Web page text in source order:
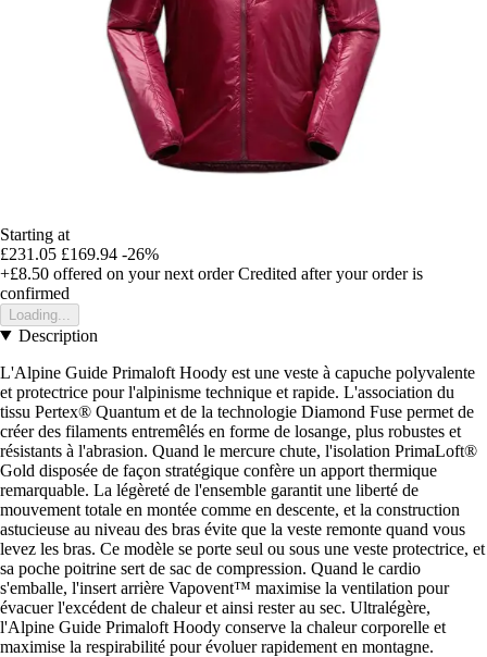
Starting at
£231.05 £169.94 -26%
+£8.50 offered on your next order Credited after your order is
confirmed
Loading...
Description
L'Alpine Guide Primaloft Hoody est une veste à capuche polyvalente
et protectrice pour l'alpinisme technique et rapide. L'association du
tissu Pertex® Quantum et de la technologie Diamond Fuse permet de
créer des filaments entremêlés en forme de losange, plus robustes et
résistants à l'abrasion. Quand le mercure chute, l'isolation PrimaLoft®
Gold disposée de façon stratégique confère un apport thermique
remarquable. La légèreté de l'ensemble garantit une liberté de
mouvement totale en montée comme en descente, et la construction
astucieuse au niveau des bras évite que la veste remonte quand vous
levez les bras. Ce modèle se porte seul ou sous une veste protectrice, et
sa poche poitrine sert de sac de compression. Quand le cardio
s'emballe, l'insert arrière Vapovent™ maximise la ventilation pour
évacuer l'excédent de chaleur et ainsi rester au sec. Ultralégère,
l'Alpine Guide Primaloft Hoody conserve la chaleur corporelle et
maximise la respirabilité pour évoluer rapidement en montagne.